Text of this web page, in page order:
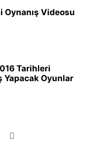
Oynanış Videosu
Tarihleri
Yapacak Oyunlar